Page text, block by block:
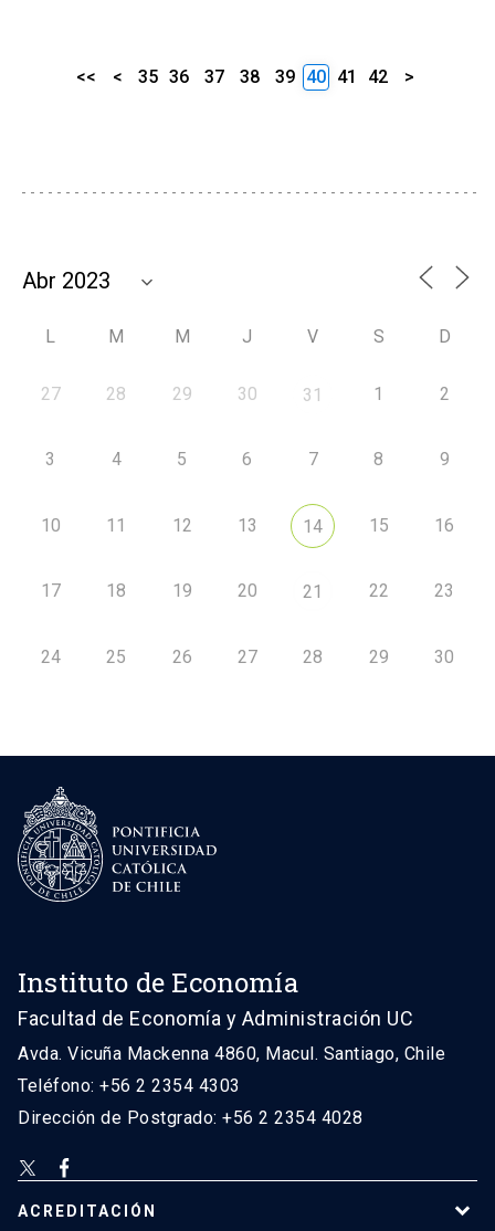
<< < 35 36 37 38 39 40 41 42 >
L M M J V S D
27 28 29 30 31 1 2
3 4 5 6 7 8 9
10 11 12 13 14 15 16
17 18 19 20 21 22 23
24 25 26 27 28 29 30
Instituto de Economía
Facultad de Economía y Administración UC
Avda. Vicuña Mackenna 4860, Macul. Santiago, Chile
Teléfono: +56 2 2354 4303
Dirección de Postgrado: +56 2 2354 4028
ACREDITACIÓN